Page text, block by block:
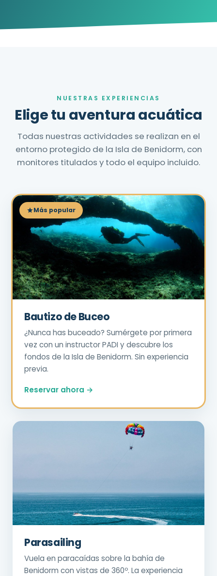
NUESTRAS EXPERIENCIAS
Elige tu aventura acuática
Todas nuestras actividades se realizan en el
entorno protegido de la Isla de Benidorm, con
monitores titulados y todo el equipo incluido.
Más popular
Bautizo de Buceo
¿Nunca has buceado? Sumérgete por primera
vez con un instructor PADI y descubre los
fondos de la Isla de Benidorm. Sin experiencia
previa.
Reservar ahora →
Parasailing
Vuela en paracaídas sobre la bahía de
Benidorm con vistas de 360º. La experiencia